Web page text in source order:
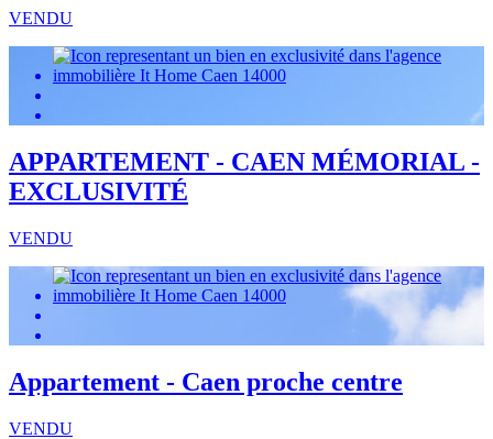
VENDU
APPARTEMENT - CAEN MÉMORIAL -
EXCLUSIVITÉ
VENDU
Appartement - Caen proche centre
VENDU